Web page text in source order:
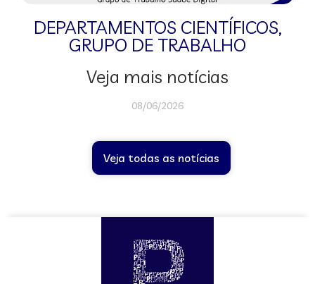
DEPARTAMENTOS CIENTÍFICOS,
GRUPO DE TRABALHO
Veja mais notícias
08/06/2026
Veja todas as notícias